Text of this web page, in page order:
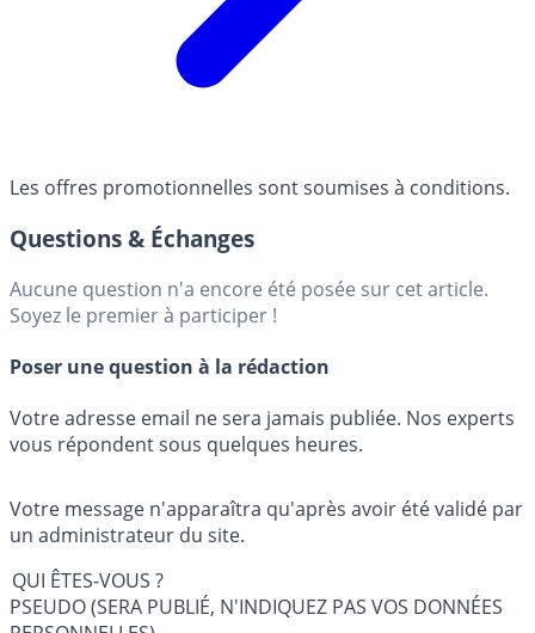
Les offres promotionnelles sont soumises à conditions.
Questions & Échanges
Aucune question n'a encore été posée sur cet article.
Soyez le premier à participer !
Poser une question à la rédaction
Votre adresse email ne sera jamais publiée. Nos experts
vous répondent sous quelques heures.
Votre message n'apparaîtra qu'après avoir été validé par
un administrateur du site.
QUI ÊTES-VOUS ?
PSEUDO (SERA PUBLIÉ, N'INDIQUEZ PAS VOS DONNÉES